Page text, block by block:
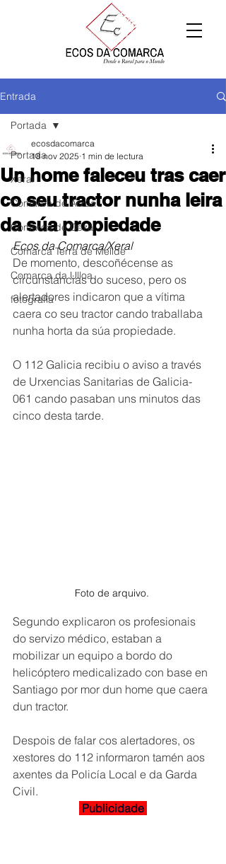
Entrada
Portada
Xeral
Comarca de Arzúa
Comarca de Deza
Comarca Terra de Melide
Comarca da Ulloa
fotografía
Portada
Un home faleceu tras caer
co seu tractor nunha leira
da súa propiedade
ecosdacomarca
18 nov 2025 1 min de lectura
Ecos da Comarca/Xeral
De momento, descoñécense as
circunstancias do suceso, pero os
alertadores indicaron que a vítima
caera co seu tractor cando traballaba
nunha horta da súa propiedade.
O 112 Galicia recibiu o aviso a través
de Urxencias Sanitarias de Galicia-
061 cando pasaban uns minutos das
cinco desta tarde.
Foto de arquivo.
Segundo explicaron os profesionais
do servizo médico, estaban a
mobilizar un equipo a bordo do
helicóptero medicalizado con base en
Santiago por mor dun home que caera
dun tractor.
Despois de falar cos alertadores, os
xestores do 112 informaron tamén aos
axentes da Policía Local e da Garda
Civil.
Publicidade